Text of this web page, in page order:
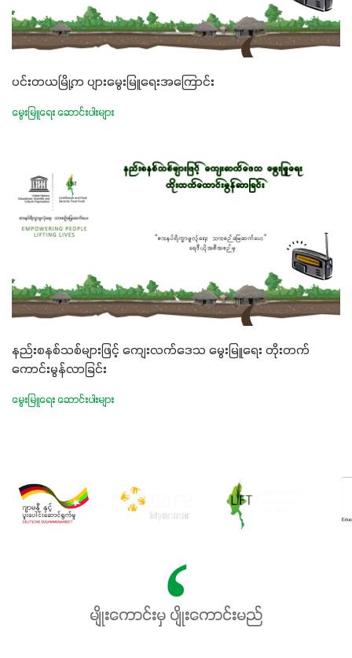
ပင်းတယမြို့က ပျားမွေးမြူရေးအကြောင်း
မွေးမြူရေး ဆောင်းပါးများ
နည်းစနစ်သစ်များဖြင့် ကျေးလက်ဒေသ မွေးမြူရေး တိုးတက်
ကောင်းမွန်လာခြင်း
မွေးမြူရေး ဆောင်းပါးများ
မျိုးကောင်းမှ ပျိုးကောင်းမည်